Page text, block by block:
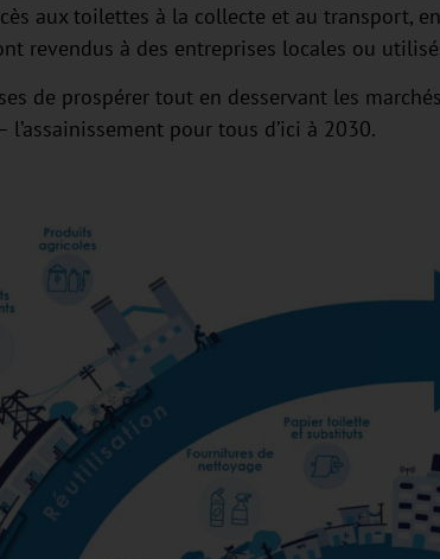
aux toilettes à la collecte et au transport,
revendus à des entreprises locales ou
de prospérer tout en desservant les
l’assainissement pour tous d’ici à 2030.